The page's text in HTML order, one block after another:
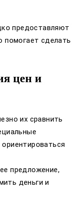
предоставляют
помогает сделать
цен и
их сравнить
предложение,
деньги и